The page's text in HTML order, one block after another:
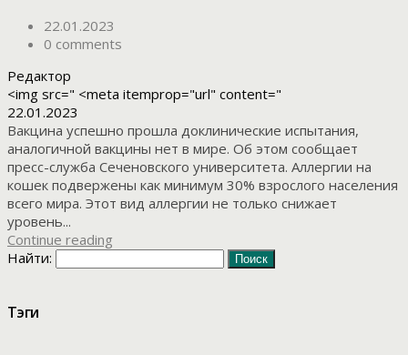
22.01.2023
0 comments
Редактор
<img src=" <meta itemprop="url" content="
22.01.2023
Вакцина успешно прошла доклинические испытания,
аналогичной вакцины нет в мире. Об этом сообщает
пресс-служба Сеченовского университета. Аллергии на
кошек подвержены как минимум 30% взрослого населения
всего мира. Этот вид аллергии не только снижает
уровень...
Continue reading
Найти:
Тэги